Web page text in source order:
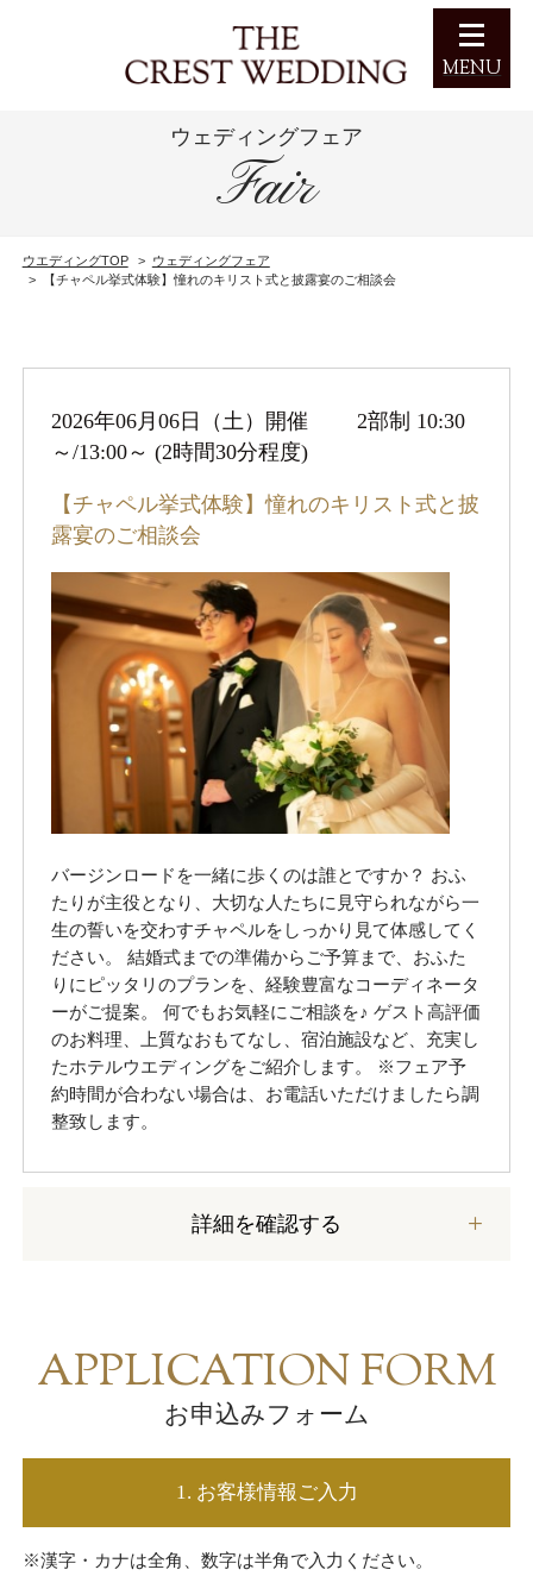
MENU
ウェディングフェア
Fair
ウエディングTOP
ウェディングフェア
【チャペル挙式体験】憧れのキリスト式と披露宴のご相談会
2026年06月06日（土）開催 2部制 10:30
～/13:00～ (2時間30分程度)
【チャペル挙式体験】憧れのキリスト式と披
露宴のご相談会
バージンロードを一緒に歩くのは誰とですか？ おふ
たりが主役となり、大切な人たちに見守られながら一
生の誓いを交わすチャペルをしっかり見て体感してく
ださい。 結婚式までの準備からご予算まで、おふた
りにピッタリのプランを、経験豊富なコーディネータ
ーがご提案。 何でもお気軽にご相談を♪ ゲスト高評価
のお料理、上質なおもてなし、宿泊施設など、充実し
たホテルウエディングをご紹介します。 ※フェア予
約時間が合わない場合は、お電話いただけましたら調
整致します。
詳細を確認する
APPLICATION FORM
お申込みフォーム
1. お客様情報ご入力
※漢字・カナは全角、数字は半角で入力ください。
フェア予約
お問い合わせ
HOME
挙式スタイル
パーティー会場
ウエディングアイテム
フォトギャラリー
ウエディングプラン
Q&A
結納・顔合わせ
挙式までの流れ
親族・列席者へのサービス